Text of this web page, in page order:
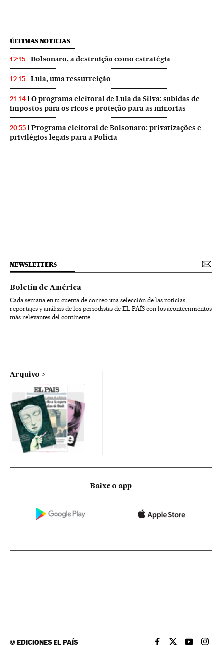
ÚLTIMAS NOTICIAS
12:15 Bolsonaro, a destruição como estratégia
12:15 Lula, uma ressurreição
21:14
O programa eleitoral de Lula da Silva: subidas de
impostos para os ricos e proteção para as minorias
20:55
Programa eleitoral de Bolsonaro: privatizações e
privilégios legais para a Polícia
NEWSLETTERS
Boletín de América
Cada semana en tu cuenta de correo una selección de las noticias,
reportajes y análisis de los periodistas de EL PAÍS con los acontecimientos
más relevantes del continente.
Arquivo
Baixe o app
©EDICIONES EL PAÍS